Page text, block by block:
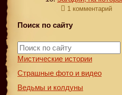
1 комментарий
Поиск по сайту
Мистические истории
Страшные фото и видео
Ведьмы и колдуны